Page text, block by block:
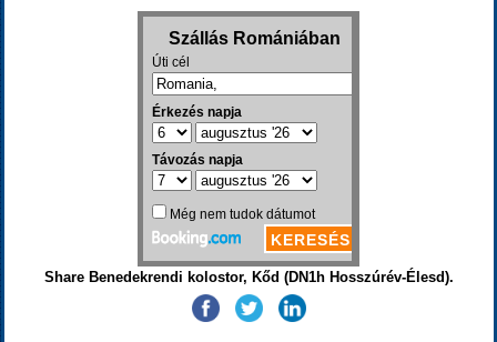
Share Benedekrendi kolostor, Kőd (DN1h Hosszúrév-Élesd).